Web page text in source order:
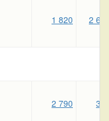
1 820 2
2 790